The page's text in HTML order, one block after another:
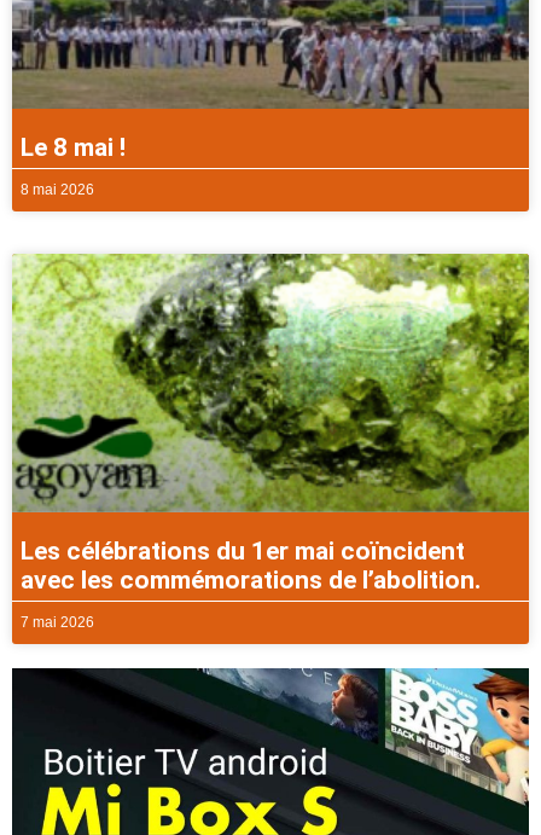
Le 8 mai !
8 mai 2026
Les célébrations du 1er mai coïncident
avec les commémorations de l’abolition.
7 mai 2026